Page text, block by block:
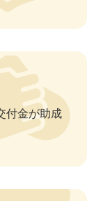
付金が助成